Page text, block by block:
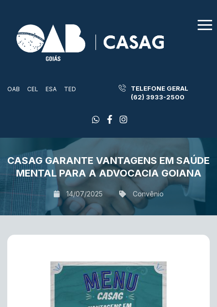
OAB CEL ESA TED
TELEFONE GERAL
(62) 3933-2500
CASAG GARANTE VANTAGENS EM SAÚDE
MENTAL PARA A ADVOCACIA GOIANA
14/07/2025 Convênio